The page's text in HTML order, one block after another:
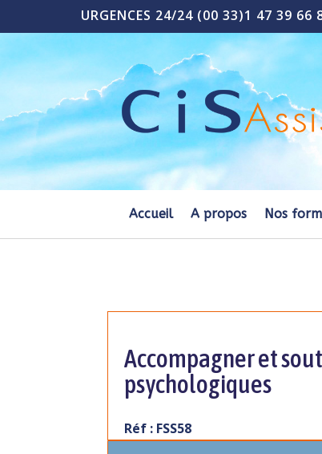
URGENCES 24/24 (00 33)1 47 39 66
Accueil A propos Nos
Accompagner et
psychologiques
Réf : FSS58